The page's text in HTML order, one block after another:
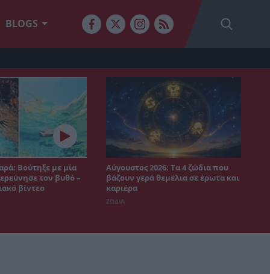
BLOGS
Βούτηξε με μία
τον βυθό –
βίντεο
Αύγουστος 2026: Τα 4 ζώδια που
βάζουν γερά θεμέλια σε έρωτα και
καριέρα
ΖΩΔΙΑ